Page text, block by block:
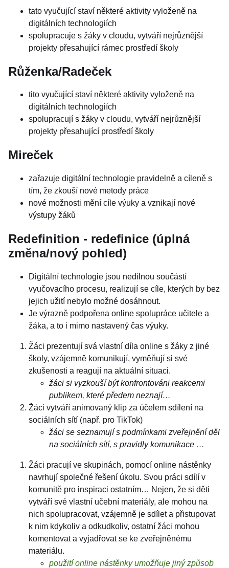
tato vyučující staví některé aktivity vyloženě na
digitálních technologiích
spolupracuje s žáky v cloudu, vytváří nejrůznější
projekty přesahující rámec prostředí školy
Růženka/Radeček
tito vyučující staví některé aktivity vyloženě na
digitálních technologiích
spolupracují s žáky v cloudu, vytváří nejrůznější
projekty přesahující prostředí školy
Mireček
zařazuje digitální technologie pravidelně a cíleně s
tím, že zkouší nové metody práce
nové možnosti mění cíle výuky a vznikají nové
výstupy žáků
Redefinition - redefinice (úplná
změna/nový pohled)
Digitální technologie jsou nedílnou součástí
vyučovacího procesu, realizují se cíle, kterých by bez
jejich užití nebylo možné dosáhnout.
Je výrazně podpořena online spolupráce učitele a
žáka, a to i mimo nastavený čas výuky.
Žáci prezentují svá vlastní díla online s žáky z jiné
školy, vzájemně komunikují, vyměňují si své
zkušenosti a reagují na aktuální situaci.
žáci si vyzkouší být konfrontováni reakcemi
publikem, které předem neznají…
Žáci vytváří animovaný klip za účelem sdílení na
sociálních sítí (např. pro TikTok)
žáci se seznamují s podmínkami zveřejnění děl
na sociálních sítí, s pravidly komunikace …
Žáci pracují ve skupinách, pomocí online nástěnky
navrhují společné řešení úkolu. Svou práci sdílí v
komunitě pro inspiraci ostatním… Nejen, že si děti
vytváří své vlastní učební materiály, ale mohou na
nich spolupracovat, vzájemně je sdílet a přistupovat
k nim kdykoliv a odkudkoliv, ostatní žáci mohou
komentovat a vyjadřovat se ke zveřejněnému
materiálu.
použití online nástěnky umožňuje jiný způsob